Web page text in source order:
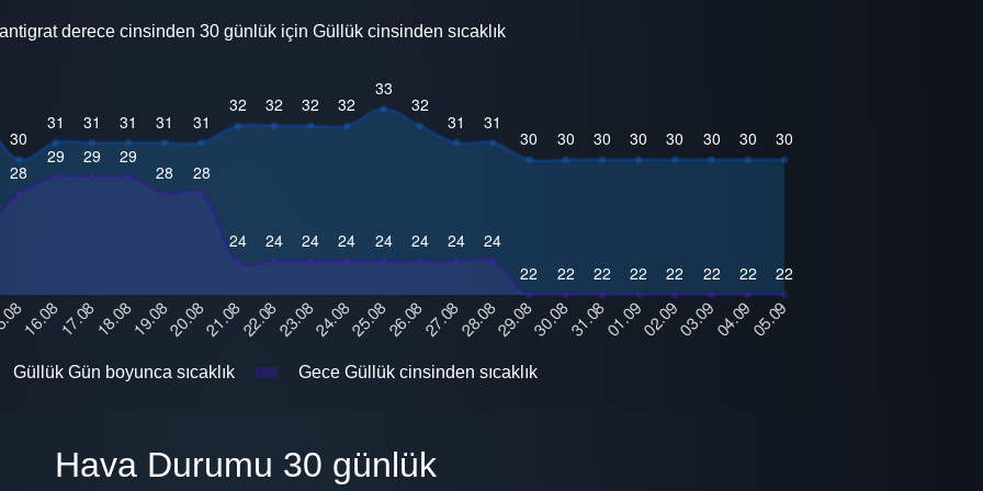
derece cinsinden 30 günlük için Güllük cinsinden sıcaklık
Güllük Gün boyunca sıcaklık Gece Güllük cinsinden sıcaklık
Hava Durumu 30 günlük